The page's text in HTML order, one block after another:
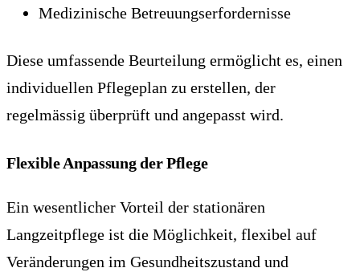
Medizinische Betreuungserfordernisse
Diese umfassende Beurteilung ermöglicht es, einen
individuellen Pflegeplan zu erstellen, der
regelmässig überprüft und angepasst wird.
Flexible Anpassung der Pflege
Ein wesentlicher Vorteil der stationären
Langzeitpflege ist die Möglichkeit, flexibel auf
Veränderungen im Gesundheitszustand und